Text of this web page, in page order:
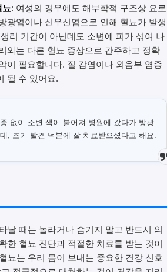
뇨: 여성의 경우에도 해부학적 구조상 요로
광염이나 신우신염으로 인해 혈뇨가 발생
리 기간이 아닌데도 소변에 피가 섞여 나
와는 다른 혈뇨 증상으로 간주하고 정확
이 필요합니다. 질 감염이나 외음부 염증
될 수 있어요.
없이 소변 색이 붉어져 병원에 갔다가 방광
, 조기 발견 덕분에 잘 치료받으셨다고 해요.
날 때는 놀라거나 숨기지 말고 반드시 의
한 혈뇨 진단과 적절한 치료를 받는 것이
뇨는 우리 몸이 보내는 중요한 건강 신호